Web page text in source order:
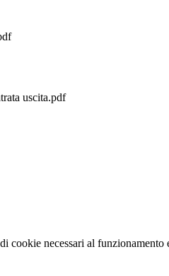
uscita.pdf
cookie necessari al